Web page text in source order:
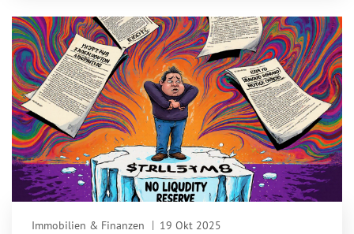
Immobilien & Finanzen 19 Okt 2025